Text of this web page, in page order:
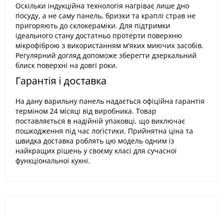
Оскільки індукційна технологія нагріває лише дно
посуду, а не саму панель, бризки та краплі страв не
пригоряють до склокераміки. Для підтримки
ідеального стану достатньо протерти поверхню
мікрофіброю з використанням м'яких миючих засобів.
Регулярний догляд допоможе зберегти дзеркальний
блиск поверхні на довгі роки.
Гарантія і доставка
На дану варильну панель надається офіційна гарантія
терміном 24 місяці від виробника. Товар
поставляється в надійній упаковці, що виключає
пошкодження під час логістики. Прийнятна ціна та
швидка доставка роблять цю модель одним із
найкращих рішень у своєму класі для сучасної
функціональної кухні.